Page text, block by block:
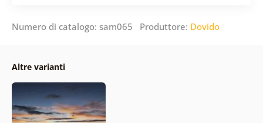
Numero di catalogo: sam065 Produttore: Dovido
Altre varianti